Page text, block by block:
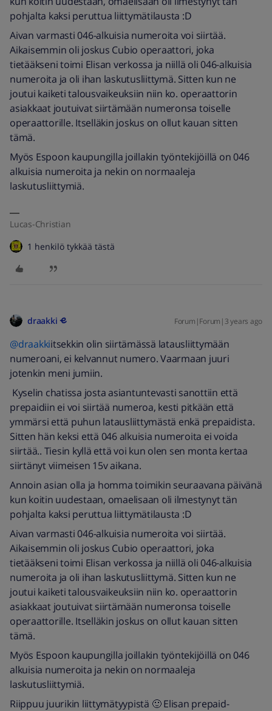
pohjalta kaksi peruttua liittymätilausta :D
Aivan varmasti 046-alkuisia numeroita voi siirtää.
Aikaisemmin oli joskus Cubio operaattori, joka
tietääkseni toimi Elisan verkossa ja niillä oli 046-alkuisia
numeroita ja oli ihan laskutusliittymä. Sitten kun ne
joutui kaiketi talousvaikeuksiin niin ko. operaattorin
asiakkaat joutuivat siirtämään numeronsa toiselle
operaattorille. Itselläkin joskus on ollut kauan sitten
tämä.
Myös Espoon kaupungilla joillakin työntekijöillä on 046
alkuisia numeroita ja nekin on normaaleja
laskutusliittymiä.
Lucas-Christian
1 henkilö tykkää tästä
draakki Forum|Forum|3 years ago
@draakkiitsekkin olin siirtämässä latausliittymään
numeroani, ei kelvannut numero. Vaarmaan juuri
jotenkin meni jumiin.
Kyselin chatissa josta asiantuntevasti sanottiin että
prepaidiin ei voi siirtää numeroa, kesti pitkään että
ymmärsi että puhun latausliittymästä enkä prepaidista.
Sitten hän keksi että 046 alkuisia numeroita ei voida
siirtää.. Tiesin kyllä että voi kun olen sen monta kertaa
siirtänyt viimeisen 15v aikana.
Annoin asian olla ja homma toimikin seuraavana päivänä
kun koitin uudestaan, omaelisaan oli ilmestynyt tän
pohjalta kaksi peruttua liittymätilausta :D
Aivan varmasti 046-alkuisia numeroita voi siirtää.
Aikaisemmin oli joskus Cubio operaattori, joka
tietääkseni toimi Elisan verkossa ja niillä oli 046-alkuisia
numeroita ja oli ihan laskutusliittymä. Sitten kun ne
joutui kaiketi talousvaikeuksiin niin ko. operaattorin
asiakkaat joutuivat siirtämään numeronsa toiselle
operaattorille. Itselläkin joskus on ollut kauan sitten
tämä.
Myös Espoon kaupungilla joillakin työntekijöillä on 046
alkuisia numeroita ja nekin on normaaleja
laskutusliittymiä.
Riippuu juurikin liittymätyypistä 🙂 Elisan prepaid-